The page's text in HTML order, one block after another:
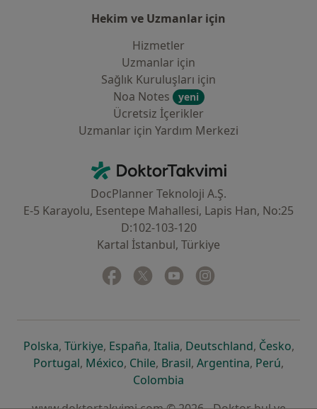
Hekim ve Uzmanlar için
Hizmetler
Uzmanlar için
Sağlık Kuruluşları için
Noa Notes
yeni
Ücretsiz İçerikler
Uzmanlar için Yardım Merkezi
DoktorTakvimi - Ana Sayfa
DocPlanner Teknoloji A.Ş.
E-5 Karayolu, Esentepe Mahallesi, Lapis Han, No:25
D:102-103-120
Kartal İstanbul, Türkiye
Facebook
yeni bir sekmede açılır
Twitter
yeni bir sekmede açılır
Youtube
yeni bir sekmede açılır
Polskayeni bir sekmede açılır
, Türkiyeyeni bir sekmede açılır
, Españayeni bir sekmede açılır
, Italiayeni bir sekmede açılır
, Deutschlandyeni bir
, Českoyeni
,
Portugalyeni bir sekmede açılır
, Méxicoyeni bir sekmede açılır
, Chileyeni bir sekmede açılır
, Brasilyeni bir sekmede açılır
, Argentinayeni bir
, Perúyeni
,
Colombia